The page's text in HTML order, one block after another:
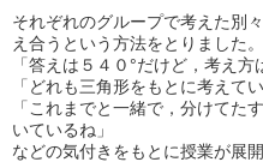
それぞれのグループで考えた別
え合うという方法をとりました。
「答えは５４０°だけど，考え方
「どれも三角形をもとに考えてい
「これまでと一緒で，分けてた
いているね」
などの気付きをもとに授業が展